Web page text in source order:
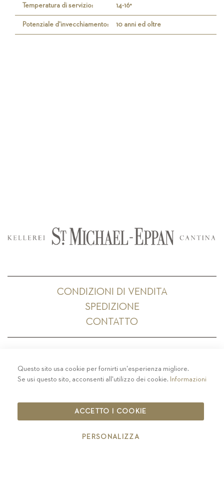
Temperatura di servizio: 14-16°
Potenziale d'invecchiamento: 10 anni ed oltre
CONDIZIONI DI VENDITA
SPEDIZIONE
CONTATTO
PRIVACY-COLOPHON - COOKIE POLICY
CODICE ETICO
IT00126670215
Questo sito usa cookie per fornirti un'esperienza migliore.
Se usi questo sito, acconsenti all'utilizzo dei cookie. Informazioni
ACCETTO I COOKIE
PERSONALIZZA